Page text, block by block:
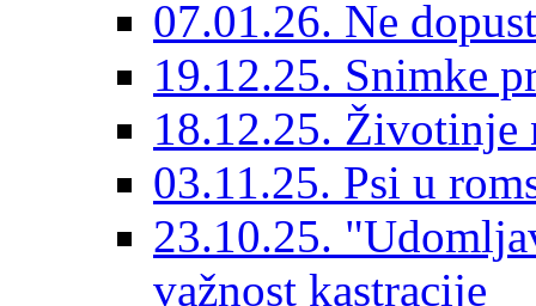
07.01.26. Ne
19.12.25. Snimke
18.12.25. Životinje
03.11.25. Psi u
23.10.25.
važnost kastracije